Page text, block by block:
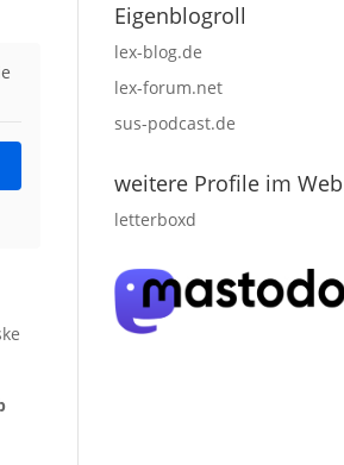
Eigenblogroll
lex-blog.de
lex-forum.net
sus-podcast.de
weitere Profile im Web
letterboxd